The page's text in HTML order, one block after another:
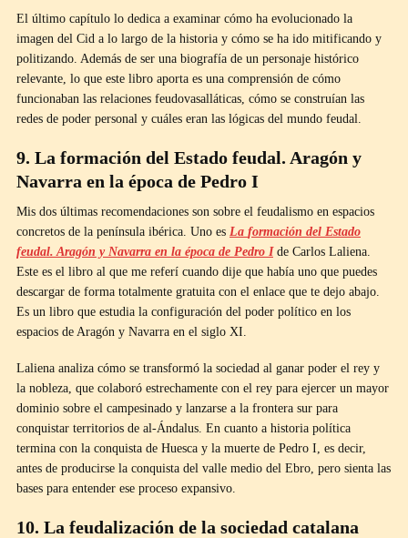
El último capítulo lo dedica a examinar cómo ha evolucionado la
imagen del Cid a lo largo de la historia y cómo se ha ido mitificando y
politizando. Además de ser una biografía de un personaje histórico
relevante, lo que este libro aporta es una comprensión de cómo
funcionaban las relaciones feudovasalláticas, cómo se construían las
redes de poder personal y cuáles eran las lógicas del mundo feudal.
9. La formación del Estado feudal. Aragón y
Navarra en la época de Pedro I
Mis dos últimas recomendaciones son sobre el feudalismo en espacios
concretos de la península ibérica. Uno es La formación del Estado
feudal. Aragón y Navarra en la época de Pedro Ide Carlos Laliena.
Este es el libro al que me referí cuando dije que había uno que puedes
descargar de forma totalmente gratuita con el enlace que te dejo abajo.
Es un libro que estudia la configuración del poder político en los
espacios de Aragón y Navarra en el siglo XI.
Laliena analiza cómo se transformó la sociedad al ganar poder el rey y
la nobleza, que colaboró estrechamente con el rey para ejercer un mayor
dominio sobre el campesinado y lanzarse a la frontera sur para
conquistar territorios de al-Ándalus. En cuanto a historia política
termina con la conquista de Huesca y la muerte de Pedro I, es decir,
antes de producirse la conquista del valle medio del Ebro, pero sienta las
bases para entender ese proceso expansivo.
10. La feudalización de la sociedad catalana